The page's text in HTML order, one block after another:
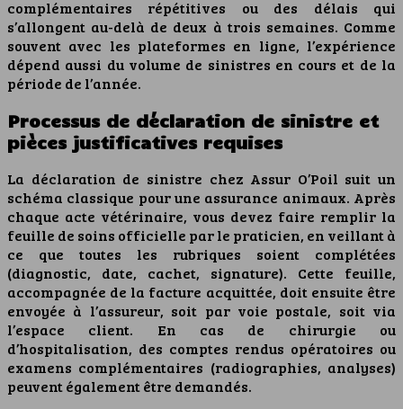
complémentaires répétitives ou des délais qui
s’allongent au-delà de deux à trois semaines. Comme
souvent avec les plateformes en ligne, l’expérience
dépend aussi du volume de sinistres en cours et de la
période de l’année.
Processus de déclaration de sinistre et
pièces justificatives requises
La déclaration de sinistre chez Assur O’Poil suit un
schéma classique pour une assurance animaux. Après
chaque acte vétérinaire, vous devez faire remplir la
feuille de soins officielle par le praticien, en veillant à
ce que toutes les rubriques soient complétées
(diagnostic, date, cachet, signature). Cette feuille,
accompagnée de la facture acquittée, doit ensuite être
envoyée à l’assureur, soit par voie postale, soit via
l’espace client. En cas de chirurgie ou
d’hospitalisation, des comptes rendus opératoires ou
examens complémentaires (radiographies, analyses)
peuvent également être demandés.